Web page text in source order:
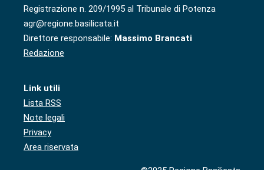
Registrazione n. 209/1995 al Tribunale di Potenza
agr@regione.basilicata.it
Direttore responsabile: Massimo Brancati
Redazione
Link utili
Lista RSS
Note legali
Privacy
Area riservata